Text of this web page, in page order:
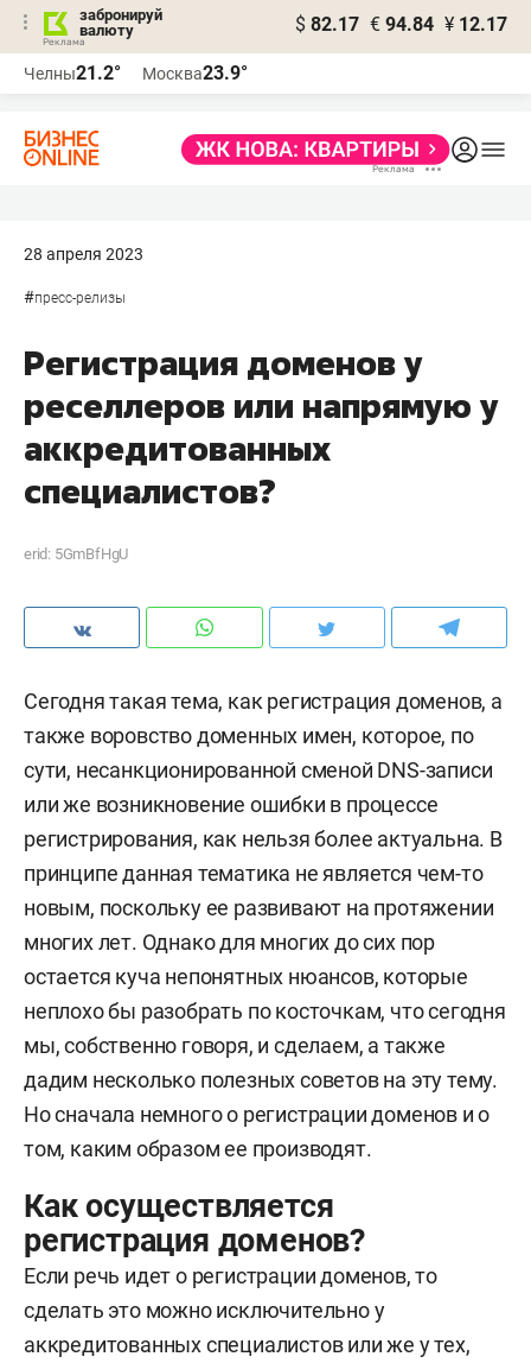
забронируй
валюту
$ 82.17 € 94.84 ¥ 12.17
Челны21.2° Москва23.9°
28 апреля 2023
#пресс-релизы
Регистрация доменов у
реселлеров или напрямую у
аккредитованных
специалистов?
erid: 5GmBfHgU
Сегодня такая тема, как регистрация доменов, а
также воровство доменных имен, которое, по
сути, несанкционированной сменой DNS-записи
или же возникновение ошибки в процессе
регистрирования, как нельзя более актуальна. В
принципе данная тематика не является чем-то
новым, поскольку ее развивают на протяжении
многих лет. Однако для многих до сих пор
остается куча непонятных нюансов, которые
неплохо бы разобрать по косточкам, что сегодня
мы, собственно говоря, и сделаем, а также
дадим несколько полезных советов на эту тему.
Но сначала немного о регистрации доменов и о
том, каким образом ее производят.
Как осуществляется
регистрация доменов?
Если речь идет о регистрации доменов, то
сделать это можно исключительно у
аккредитованных специалистов или же у тех,